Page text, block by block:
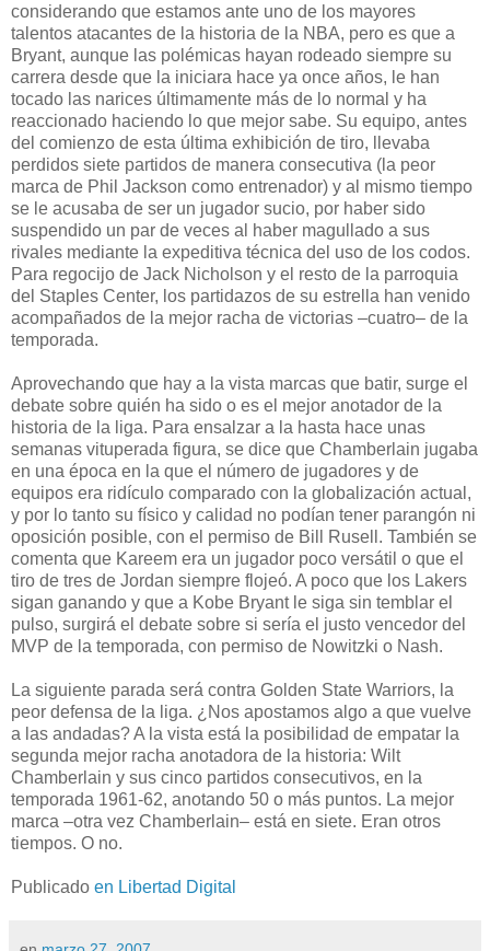
considerando que estamos ante uno de los mayores
talentos atacantes de la historia de la NBA, pero es que a
Bryant, aunque las polémicas hayan rodeado siempre su
carrera desde que la iniciara hace ya once años, le han
tocado las narices últimamente más de lo normal y ha
reaccionado haciendo lo que mejor sabe. Su equipo, antes
del comienzo de esta última exhibición de tiro, llevaba
perdidos siete partidos de manera consecutiva (la peor
marca de Phil Jackson como entrenador) y al mismo tiempo
se le acusaba de ser un jugador sucio, por haber sido
suspendido un par de veces al haber magullado a sus
rivales mediante la expeditiva técnica del uso de los codos.
Para regocijo de Jack Nicholson y el resto de la parroquia
del Staples Center, los partidazos de su estrella han venido
acompañados de la mejor racha de victorias –cuatro– de la
temporada.
Aprovechando que hay a la vista marcas que batir, surge el
debate sobre quién ha sido o es el mejor anotador de la
historia de la liga. Para ensalzar a la hasta hace unas
semanas vituperada figura, se dice que Chamberlain jugaba
en una época en la que el número de jugadores y de
equipos era ridículo comparado con la globalización actual,
y por lo tanto su físico y calidad no podían tener parangón ni
oposición posible, con el permiso de Bill Rusell. También se
comenta que Kareem era un jugador poco versátil o que el
tiro de tres de Jordan siempre flojeó. A poco que los Lakers
sigan ganando y que a Kobe Bryant le siga sin temblar el
pulso, surgirá el debate sobre si sería el justo vencedor del
MVP de la temporada, con permiso de Nowitzki o Nash.
La siguiente parada será contra Golden State Warriors, la
peor defensa de la liga. ¿Nos apostamos algo a que vuelve
a las andadas? A la vista está la posibilidad de empatar la
segunda mejor racha anotadora de la historia: Wilt
Chamberlain y sus cinco partidos consecutivos, en la
temporada 1961-62, anotando 50 o más puntos. La mejor
marca –otra vez Chamberlain– está en siete. Eran otros
tiempos. O no.
Publicado en Libertad Digital